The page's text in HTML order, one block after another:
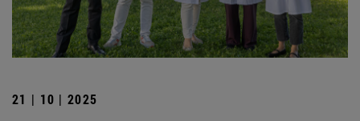
21 | 10 | 2025